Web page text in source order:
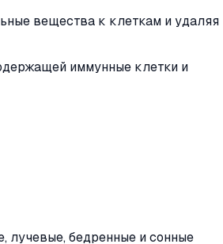
вещества к клеткам и удаляя
иммунные клетки и
лучевые, бедренные и сонные